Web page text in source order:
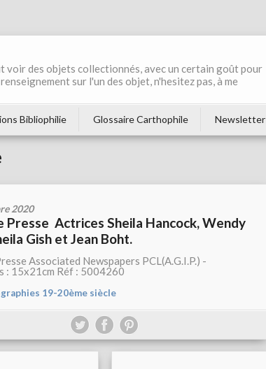
voir des objets collectionnés, avec un certain goût pour
sur l'un des objet, n'hesitez pas, à me
Bibliophilie Glossaire Carthophile Newsletter
2020
Presse Actrices Sheila Hancock, Wendy
Gish et Jean Boht.
Associated Newspapers PCL(A.G.I.P.) -
: 15x21cm Réf : 5004260
19-20ème siècle